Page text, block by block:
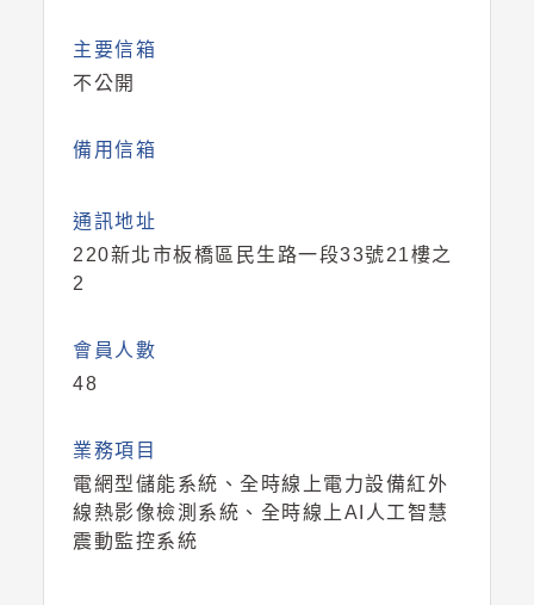
主要信箱
不公開
備用信箱
通訊地址
220新北市板橋區民生路一段33號21樓之
2
會員人數
48
業務項目
電網型儲能系統、全時線上電力設備紅外
線熱影像檢測系統、全時線上AI人工智慧
震動監控系統